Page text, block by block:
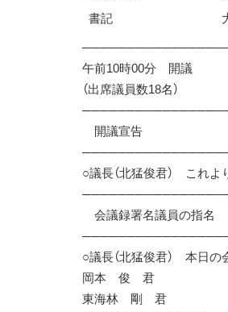
書記
午前10時00分 開議
（出席議員数18名）
開議宣告
○議長（北猛俊君） これよ
会議録署名議員の指名
○議長（北猛俊君） 本日の
岡本 俊 君
東海林 剛 君